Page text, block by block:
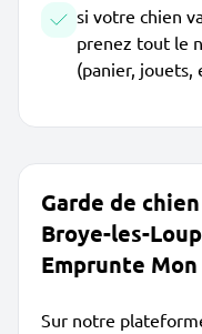
si votre chien
prenez tout le
(panier, jouets,
Garde de
Broye-les-
Emprunte
Sur notre